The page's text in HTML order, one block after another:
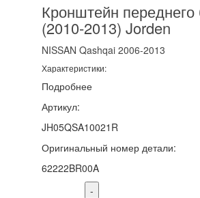
Кронштейн
(2010-2013) Jorden
NISSAN Qashqai 2006-2013
Характеристики:
Подробнее
Артикул:
JH05QSA10021R
Оригинальный номер детали:
62222BR00A
-